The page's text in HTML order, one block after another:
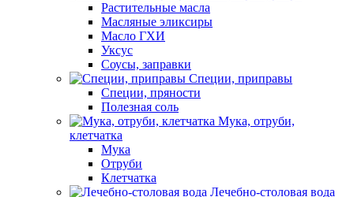
Растительные масла
Масляные эликсиры
Масло ГХИ
Уксус
Соусы, заправки
Специи, приправы
Специи, пряности
Полезная соль
Мука, отруби,
клетчатка
Мука
Отруби
Клетчатка
Лечебно-столовая вода